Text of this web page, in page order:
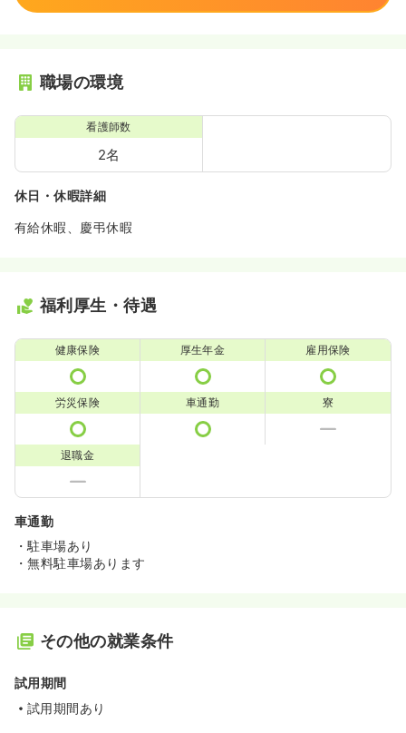
職場の環境
看護師数
2名
休日・休暇詳細
有給休暇、慶弔休暇
福利厚生・待遇
健康保険 厚生年金 雇用保険
労災保険 車通勤 寮
退職金
車通勤
・駐車場あり
・無料駐車場あります
その他の就業条件
試用期間
試用期間あり